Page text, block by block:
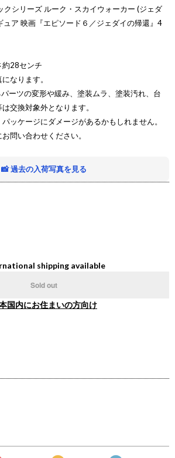
クシリーズ ルーク・スカイウォーカー (ジェダ
ュア 映画『エピソード６／ジェダイの帰還』4
約28センチ
なります。
ーツの変形や緩み、塗装ムラ、塗装汚れ、台
交換対象外となります。
ッケージにダメージがあるかもしれません。
問い合わせください。
📸 過去の入荷写真を見る
shipping available
Sold out
国内にお住まいの方向け